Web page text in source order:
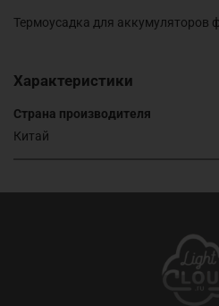
Термоусадка для аккумуляторов
Характеристики
Страна производителя
Китай